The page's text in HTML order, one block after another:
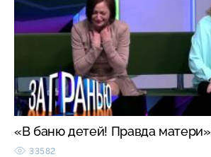
«В баню детей! Правда матери»
33582